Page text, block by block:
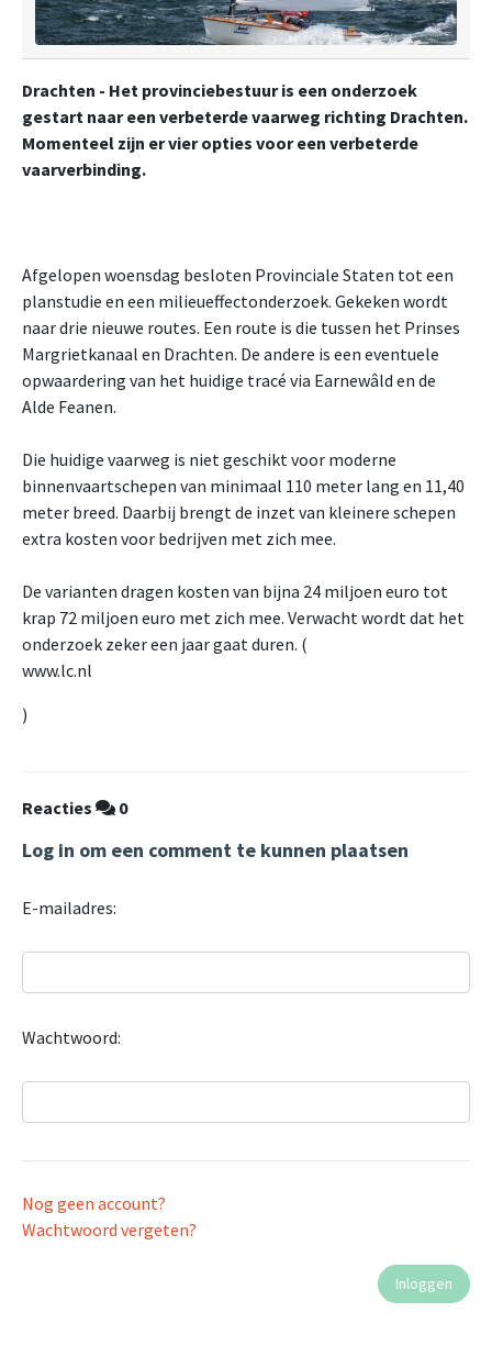
Drachten - Het provinciebestuur is een onderzoek
gestart naar een verbeterde vaarweg richting Drachten.
Momenteel zijn er vier opties voor een verbeterde
vaarverbinding.
Afgelopen woensdag besloten Provinciale Staten tot een
planstudie en een milieueffectonderzoek. Gekeken wordt
naar drie nieuwe routes. Een route is die tussen het Prinses
Margrietkanaal en Drachten. De andere is een eventuele
opwaardering van het huidige tracé via Earnewâld en de
Alde Feanen.
Die huidige vaarweg is niet geschikt voor moderne
binnenvaartschepen van minimaal 110 meter lang en 11,40
meter breed. Daarbij brengt de inzet van kleinere schepen
extra kosten voor bedrijven met zich mee.
De varianten dragen kosten van bijna 24 miljoen euro tot
krap 72 miljoen euro met zich mee. Verwacht wordt dat het
onderzoek zeker een jaar gaat duren. (
www.lc.nl
)
Reacties 0
Log in om een comment te kunnen plaatsen
E-mailadres:
Wachtwoord:
Nog geen account?
Wachtwoord vergeten?